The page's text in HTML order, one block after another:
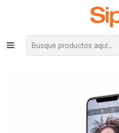
¡Compra hasta mediodía y recibe hoy!
Santiago. Envío gratis desde $29.990
Inicio Otras categorías Soporte
Estabilizador, Seguidor Robot